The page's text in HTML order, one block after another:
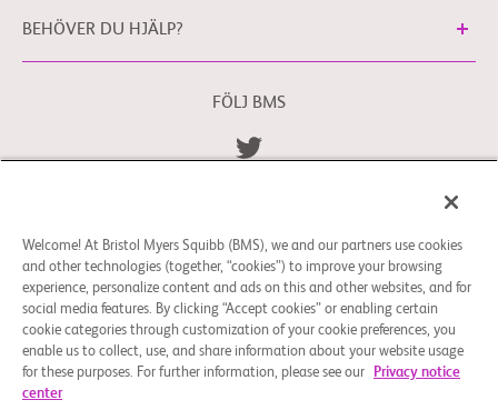
BEHÖVER DU HJÄLP?
FÖLJ BMS
Du kan kontakta vårt dataskyddsombud för EU
EUDPO@BMS.com
för att utöva de
dataskyddsrättigheter du kan ha eller om du har
funderingar eller frågor kring hur dina personuppgifter
hanteras av Bristol Myers Squibb Company.
Welcome! At Bristol Myers Squibb (BMS), we and our partners use cookies
and other technologies (together, “cookies”) to improve your browsing
experience, personalize content and ads on this and other websites, and for
social media features. By clicking “Accept cookies” or enabling certain
cookie categories through customization of your cookie preferences, you
enable us to collect, use, and share information about your website usage
for these purposes. For further information, please see our
Privacy notice
center